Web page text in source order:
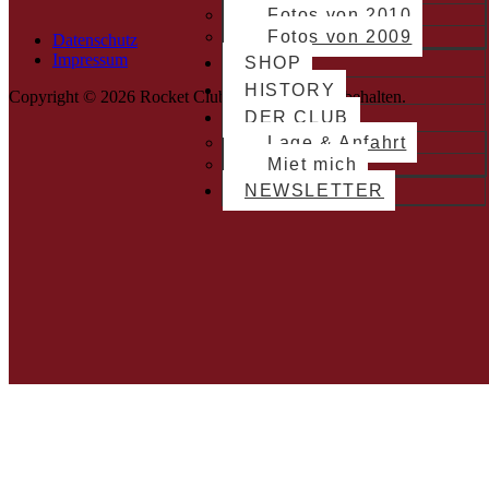
Fotos von 2010
Fotos von 2009
SHOP
HISTORY
DER CLUB
Lage & Anfahrt
Miet mich
NEWSLETTER
Datenschutz
Impressum
Copyright © 2026 Rocket Club. Alle Rechte vorbehalten.